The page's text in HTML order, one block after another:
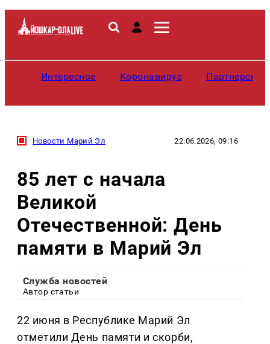
Интересное Коронавирус
Новости Марий Эл 22.06.2026, 09:16
85 лет с начала
Великой
Отечественной: День
памяти в Марий Эл
Служба новостей
Автор статьи
22 июня в Республике Марий Эл
отметили День памяти и скорби,